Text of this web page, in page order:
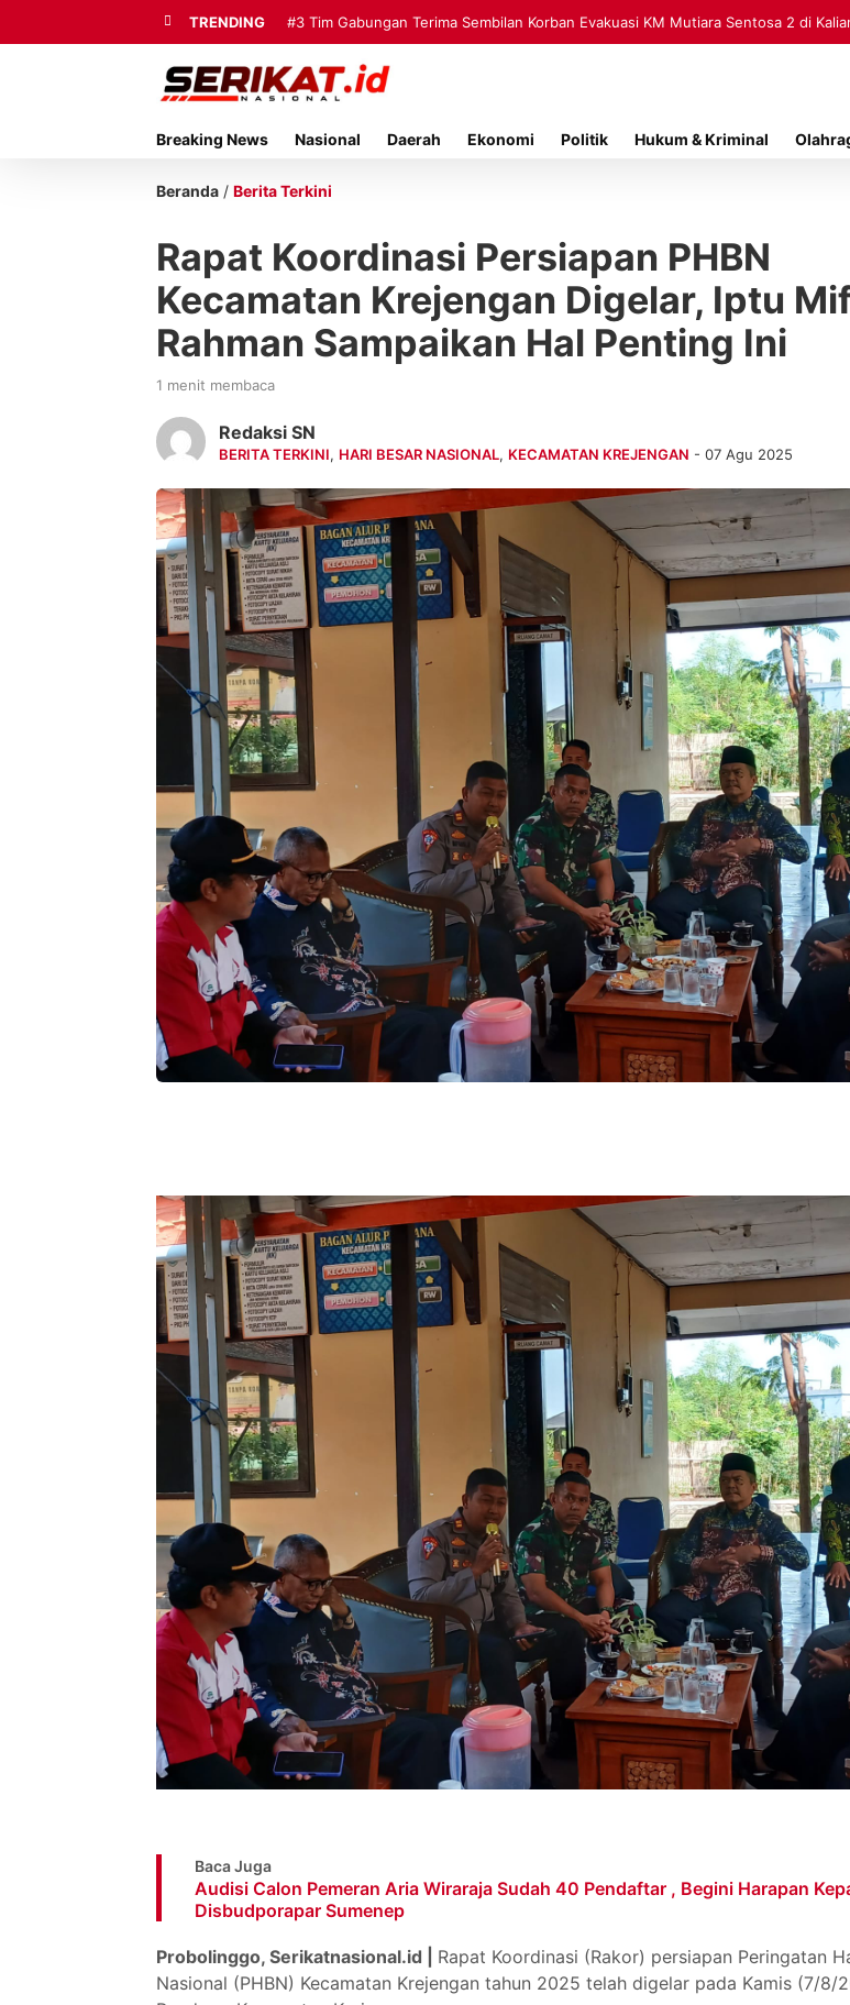
TRENDING #3 Tim Gabungan Terima Sembilan Korban Evakuasi KM Mutiara Sentosa 2 di
Breaking News Nasional Daerah Ekonomi Politik Hukum & Kriminal
Beranda / Berita Terkini
Rapat Koordinasi Persiapan PHBN
Kecamatan Krejengan Digelar, Iptu
Rahman Sampaikan Hal Penting Ini
1 menit membaca
Redaksi SN
BERITA TERKINI, HARI BESAR NASIONAL, KECAMATAN KREJENGAN - 07 Agu 2025
Baca Juga
Audisi Calon Pemeran Aria Wiraraja Sudah 40 Pendaftar , Begini Harapan
Disbudporapar Sumenep
Probolinggo, Serikatnasional.id | Rapat Koordinasi (Rakor) persiapan Peringatan
Nasional (PHBN) Kecamatan Krejengan tahun 2025 telah digelar pada Kamis (7/8/